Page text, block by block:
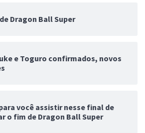
Dragon Ball Super
e Toguro confirmados, novos
você assistir nesse final de
o fim de Dragon Ball Super